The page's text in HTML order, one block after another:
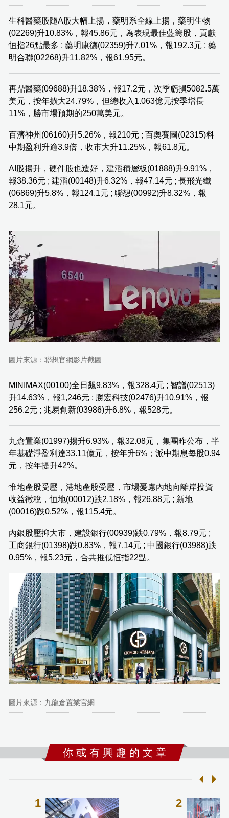
生科醫藥股隨A股大幅上揚，藥明系全線上揚，藥明生物
(02269)升10.83%，報45.86元，為表現最佳藍籌股，貢獻
恒指26點最多 ; 藥明康德(02359)升7.01%，報192.3元 ; 藥
明合聯(02268)升11.82%，報61.95元。
再鼎醫藥(09688)升18.38%，報17.2元，次季虧損5082.5萬
美元，按年擴大24.79%，但總收入1.063億元按季增長
11%，勝市場預期的250萬美元。
百濟神州(06160)升5.26%，報210元 ; 百奧賽圖(02315)料
中期盈利升逾3.9倍，收市大升11.25%，報61.8元。
AI股揚升，硬件股也造好，建滔積層板(01888)升9.91%，
報38.36元 ; 建滔(00148)升6.32%，報47.14元 ; 長飛光纖
(06869)升5.8%，報124.1元 ; 聯想(00992)升8.32%，報
28.1元。
圖片來源：聯想官網影片截圖
MINIMAX(00100)全日飆9.83%，報328.4元 ; 智譜(02513)
升14.63%，報1,246元 ; 勝宏科技(02476)升10.91%，報
256.2元 ; 兆易創新(03986)升6.8%，報528元。
九倉置業(01997)揚升6.93%，報32.08元，集團昨公布，半
年基礎淨盈利達33.11億元，按年升6%；派中期息每股0.94
元，按年提升42%。
惟地產股受壓，港地產股受壓，市場憂慮內地向離岸投資
收益徵稅，恒地(00012)跌2.18%，報26.88元 ; 新地
(00016)跌0.52%，報115.4元。
內銀股壓抑大市，建設銀行(00939)跌0.79%，報8.79元 ;
工商銀行(01398)跌0.83%，報7.14元 ; 中國銀行(03988)跌
0.95%，報5.23元，合共推低恒指22點。
圖片來源：九龍倉置業官網
你 或 有 興 趣 的 文 章